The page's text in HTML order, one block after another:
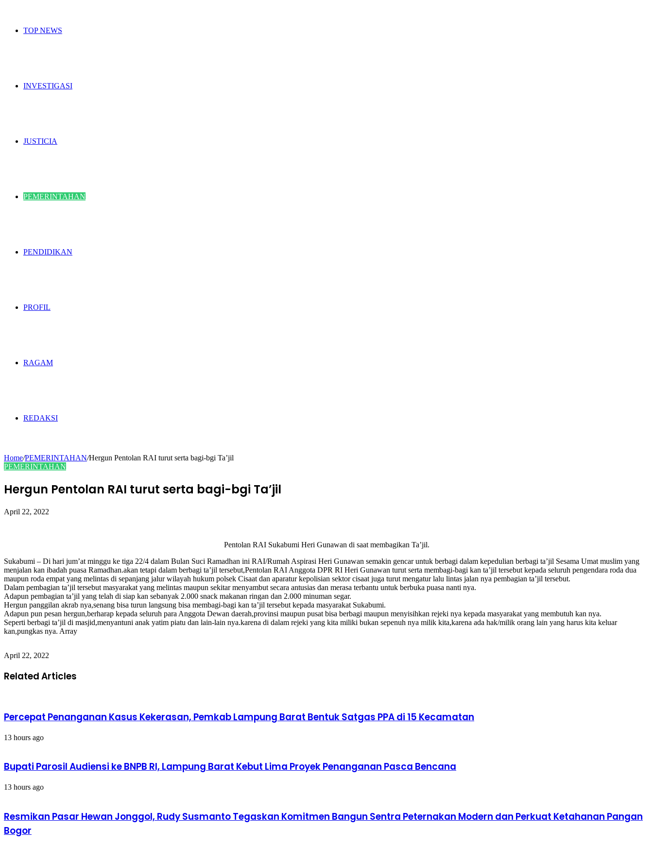
TOP NEWS
INVESTIGASI
JUSTICIA
PEMERINTAHAN
PENDIDIKAN
PROFIL
RAGAM
REDAKSI
Home/PEMERINTAHAN/Hergun Pentolan RAI turut serta bagi-bgi Ta’jil
PEMERINTAHAN
Hergun Pentolan RAI turut serta bagi-bgi Ta’jil
April 22, 2022
Pentolan RAI Sukabumi Heri Gunawan di saat membagikan Ta’jil.
Sukabumi – Di hari jum’at minggu ke tiga 22/4 dalam Bulan Suci Ramadhan ini RAI/Rumah Aspirasi Heri Gunawan semakin gencar untuk berbagi dalam kepedulian berbagi ta’jil Sesama Umat muslim yang
menjalan kan ibadah puasa Ramadhan.akan tetapi dalam berbagi ta’jil tersebut,Pentolan RAI Anggota DPR RI Heri Gunawan turut serta membagi-bagi kan ta’jil tersebut kepada seluruh pengendara roda dua
maupun roda empat yang melintas di sepanjang jalur wilayah hukum polsek Cisaat dan aparatur kepolisian sektor cisaat juga turut mengatur lalu lintas jalan nya pembagian ta’jil tersebut.
Dalam pembagian ta’jil tersebut masyarakat yang melintas maupun sekitar menyambut secara antusias dan merasa terbantu untuk berbuka puasa nanti nya.
Adapun pembagian ta’jil yang telah di siap kan sebanyak 2.000 snack makanan ringan dan 2.000 minuman segar.
Hergun panggilan akrab nya,senang bisa turun langsung bisa membagi-bagi kan ta’jil tersebut kepada masyarakat Sukabumi.
Adapun pun pesan hergun,berharap kepada seluruh para Anggota Dewan daerah,provinsi maupun pusat bisa berbagi maupun menyisihkan rejeki nya kepada masyarakat yang membutuh kan nya.
Seperti berbagi ta’jil di masjid,menyantuni anak yatim piatu dan lain-lain nya.karena di dalam rejeki yang kita miliki bukan sepenuh nya milik kita,karena ada hak/milik orang lain yang harus kita keluar
kan,pungkas nya. Array
April 22, 2022
Related Articles
Percepat Penanganan Kasus Kekerasan, Pemkab Lampung Barat Bentuk Satgas PPA di 15 Kecamatan
13 hours ago
Bupati Parosil Audiensi ke BNPB RI, Lampung Barat Kebut Lima Proyek Penanganan Pasca Bencana
13 hours ago
Resmikan Pasar Hewan Jonggol, Rudy Susmanto Tegaskan Komitmen Bangun Sentra Peternakan Modern dan Perkuat Ketahanan Pangan
Bogor